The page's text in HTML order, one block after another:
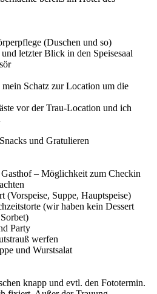
(Duschen und so)
letzter Blick in den Speisesaal
Schatz zur Location um die
vor der Trau-Location und ich
und Gratulieren
– Möglichkeit zum Checkin
Suppe, Hauptspeise)
(wir haben kein Dessert
Party
werfen
und Wurstsalat
knapp und evtl. den Fototermin.